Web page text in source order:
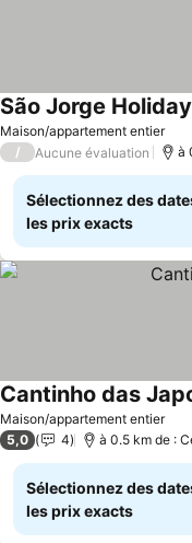
Maison/appartement entier
São Jorge
/ Aucune évaluation à
Sélectionnez des
les prix exacts
Maison/appartement entier
Cantinho das
5,0 4 à 0.5 km de :
Sélectionnez des
les prix exacts